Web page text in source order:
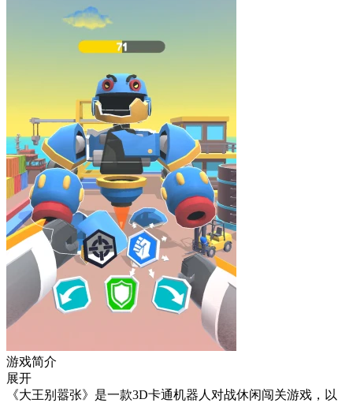
游戏简介
展开
《大王别嚣张》是一款3D卡通机器人对战休闲闯关游戏，以